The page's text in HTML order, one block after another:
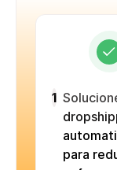
1
para